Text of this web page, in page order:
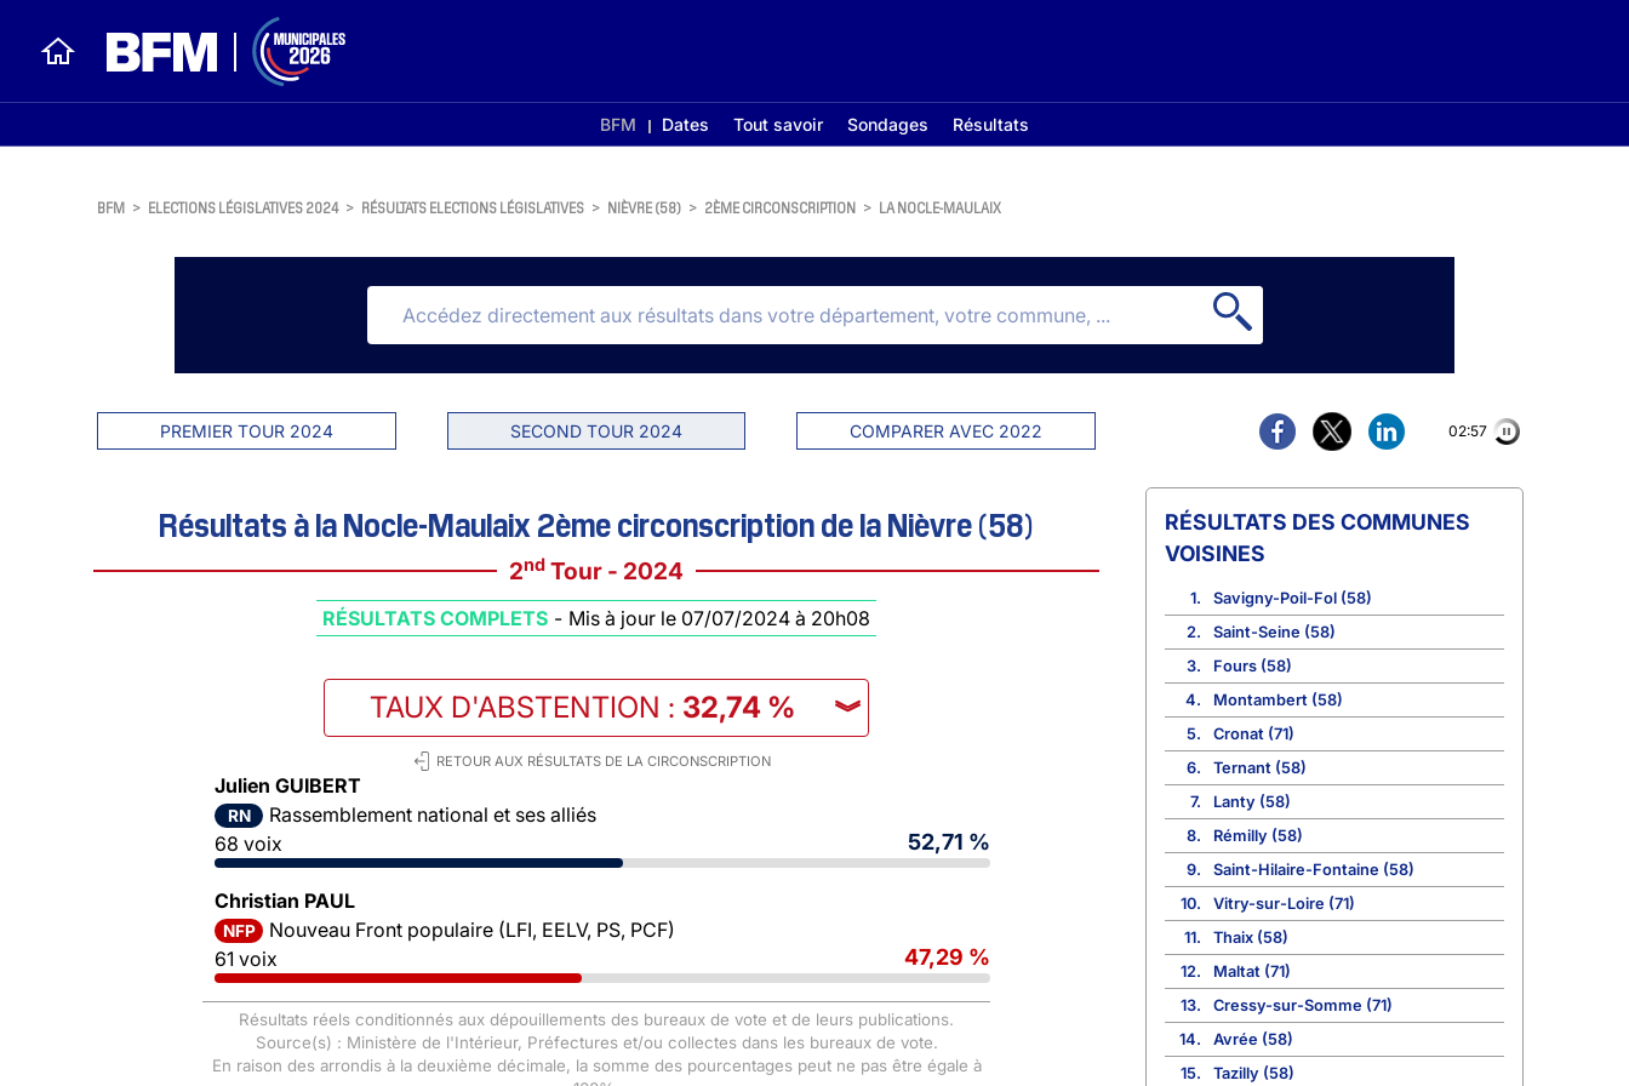
BFM Dates Tout savoir Sondages Résultats
BFM > ELECTIONS LÉGISLATIVES 2024 > RÉSULTATS ELECTIONS LÉGISLATIVES > NIÈVRE (58) > 2ÈME CIRCONSCRIPTION > LA NOCLE-MAULAIX
PREMIER TOUR 2024 SECOND TOUR 2024 COMPARER AVEC 2022 02:56
Résultats à la Nocle-Maulaix 2ème circonscription de la Nièvre (58)
2nd Tour - 2024
RÉSULTATS COMPLETS - Mis à jour le 07/07/2024 à 20h08
TAUX D'ABSTENTION : 32,74 % ︾
RETOUR AUX RÉSULTATS DE LA CIRCONSCRIPTION
Julien GUIBERT
RN
Rassemblement national et ses alliés
68 voix
52,71 %
Christian PAUL
NFP
Nouveau Front populaire (LFI, EELV, PS, PCF)
61 voix
47,29 %
Résultats réels conditionnés aux dépouillements des bureaux de vote et de leurs publications.
Source(s) : Ministère de l'Intérieur, Préfectures et/ou collectes dans les bureaux de vote.
En raison des arrondis à la deuxième décimale, la somme des pourcentages peut ne pas être égale à
COMMUNES
VOISINES
1.
Savigny-Poil-Fol (58)
2.
Saint-Seine (58)
3.
Fours (58)
4.
Montambert (58)
5.
Cronat (71)
6.
Ternant (58)
7.
Lanty (58)
8.
Rémilly (58)
9.
Saint-Hilaire-Fontaine (58)
10.
Vitry-sur-Loire (71)
11.
Thaix (58)
12.
Maltat (71)
13.
Cressy-sur-Somme (71)
14.
Avrée (58)
15.
Tazilly (58)